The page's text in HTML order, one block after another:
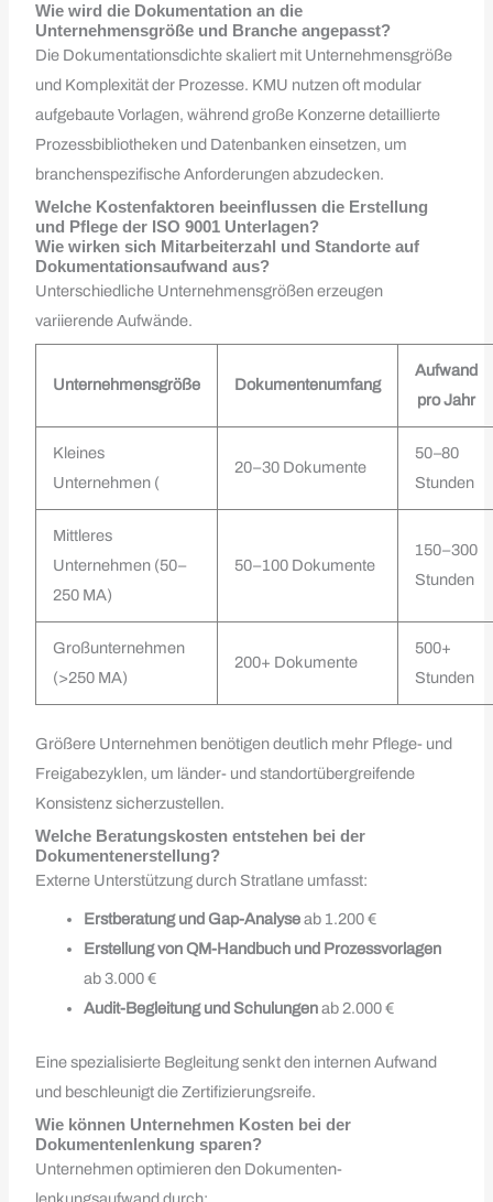
Wie wird die Dokumentation an die
Unternehmensgröße und Branche angepasst?
Die Dokumentationsdichte skaliert mit Unternehmensgröße
und Komplexität der Prozesse. KMU nutzen oft modular
aufgebaute Vorlagen, während große Konzerne detaillierte
Prozessbibliotheken und Datenbanken einsetzen, um
branchenspezifische Anforderungen abzudecken.
Welche Kostenfaktoren beeinflussen die Erstellung
und Pflege der ISO 9001 Unterlagen?
Wie wirken sich Mitarbeiterzahl und Standorte auf
Dokumentationsaufwand aus?
Unterschiedliche Unternehmensgrößen erzeugen
variierende Aufwände.
Unternehmensgröße Dokumentenumfang
Aufwand
pro Jahr
Kleines
Unternehmen (
20–30 Dokumente
50–80
Stunden
Mittleres
Unternehmen (50–
250 MA)
50–100 Dokumente
150–300
Stunden
Großunternehmen
(>250 MA)
200+ Dokumente
500+
Stunden
Größere Unternehmen benötigen deutlich mehr Pflege- und
Freigabezyklen, um länder- und standortübergreifende
Konsistenz sicherzustellen.
Welche Beratungskosten entstehen bei der
Dokumentenerstellung?
Externe Unterstützung durch Stratlane umfasst:
Erstberatung und Gap-Analyseab 1.200 €
Erstellung von QM-Handbuch und Prozessvorlagen
ab 3.000 €
Audit­-Begleitung und Schulungenab 2.000 €
Eine spezialisierte Begleitung senkt den internen Aufwand
und beschleunigt die Zertifizierungsreife.
Wie können Unternehmen Kosten bei der
Dokumentenlenkung sparen?
Unternehmen optimieren den Dokumenten­
lenkungsaufwand durch: